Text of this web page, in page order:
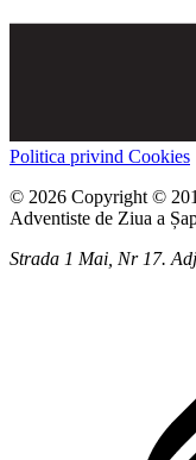
Politica privind Cookies
© 2026 Copyright ©
Adventiste de Ziua a
Strada 1 Mai, Nr 17.